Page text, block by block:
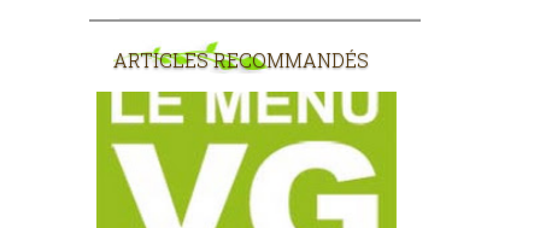
ARTICLES RECOMMANDÉS